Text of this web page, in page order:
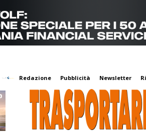
Redazione Pubblicità Newsletter